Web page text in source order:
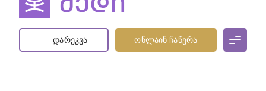
დარეკვა ონლაინ ჩაწერა